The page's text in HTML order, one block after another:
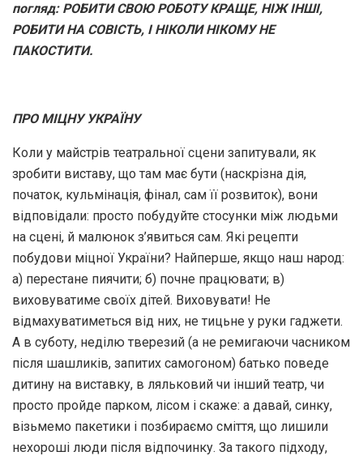
погляд: РОБИТИ СВОЮ РОБОТУ КРАЩЕ, НІЖ ІНШІ,
РОБИТИ НА СОВІСТЬ, І НІКОЛИ НІКОМУ НЕ
ПАКОСТИТИ.
ПРО МІЦНУ УКРАЇНУ
Коли у майстрів театральної сцени запитували, як
зробити виставу, що там має бути (наскрізна дія,
початок, кульмінація, фінал, сам її розвиток), вони
відповідали: просто побудуйте стосунки між людьми
на сцені, й малюнок з’явиться сам. Які рецепти
побудови міцної України? Найперше, якщо наш народ:
а) перестане пиячити; б) почне працювати; в)
виховуватиме своїх дітей. Виховувати! Не
відмахуватиметься від них, не тицьне у руки гаджети.
А в суботу, неділю тверезий (а не ремигаючи часником
після шашликів, запитих самогоном) батько поведе
дитину на виставку, в ляльковий чи інший театр, чи
просто пройде парком, лісом і скаже: а давай, синку,
візьмемо пакетики і позбираємо сміття, що лишили
нехороші люди після відпочинку. За такого підходу,